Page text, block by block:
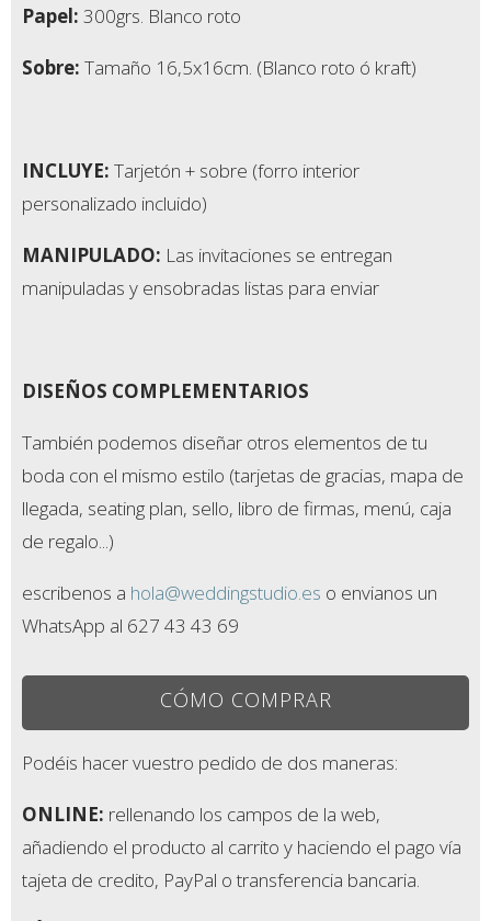
Papel: 300grs. Blanco roto
Sobre: Tamaño 16,5x16cm. (Blanco roto ó kraft)
INCLUYE: Tarjetón + sobre (forro interior
personalizado incluido)
MANIPULADO: Las invitaciones se entregan
manipuladas y ensobradas listas para enviar
DISEÑOS COMPLEMENTARIOS
También podemos diseñar otros elementos de tu
boda con el mismo estilo (tarjetas de gracias, mapa de
llegada, seating plan, sello, libro de firmas, menú, caja
de regalo...)
escribenos a hola@weddingstudio.es o envianos un
WhatsApp al 627 43 43 69
CÓMO COMPRAR
Podéis hacer vuestro pedido de dos maneras:
ONLINE: rellenando los campos de la web,
añadiendo el producto al carrito y haciendo el pago vía
tajeta de credito, PayPal o transferencia bancaria.